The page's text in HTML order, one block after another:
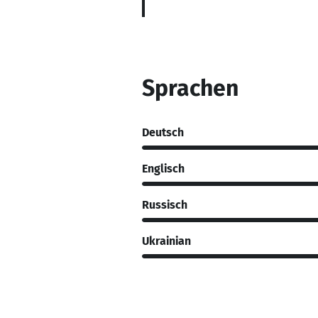
Sprachen
Deutsch
Englisch
Russisch
Ukrainian